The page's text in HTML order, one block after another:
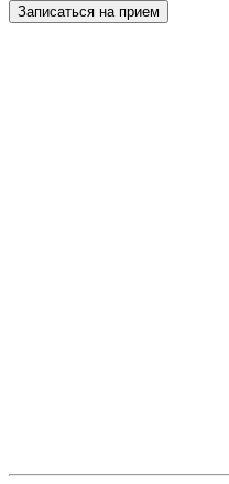
Записаться на прием